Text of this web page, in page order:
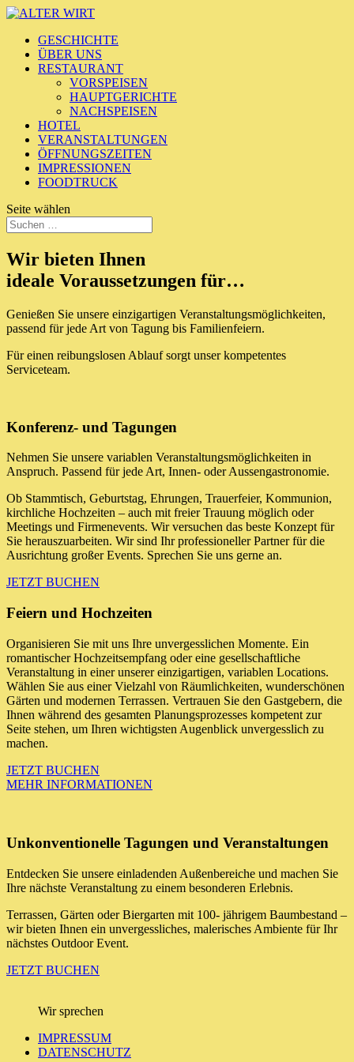
GESCHICHTE
ÜBER UNS
RESTAURANT
VORSPEISEN
HAUPTGERICHTE
NACHSPEISEN
HOTEL
VERANSTALTUNGEN
ÖFFNUNGSZEITEN
IMPRESSIONEN
FOODTRUCK
Seite wählen
Wir bieten Ihnen
ideale Voraussetzungen für…
Genießen Sie unsere einzigartigen Veranstaltungsmöglichkeiten,
passend für jede Art von Tagung bis Familienfeiern.
Für einen reibungslosen Ablauf sorgt unser kompetentes
Serviceteam.
Konferenz- und Tagungen
Nehmen Sie unsere variablen Veranstaltungsmöglichkeiten in
Anspruch. Passend für jede Art, Innen- oder Aussengastronomie.
Ob Stammtisch, Geburtstag, Ehrungen, Trauerfeier, Kommunion,
kirchliche Hochzeiten – auch mit freier Trauung möglich oder
Meetings und Firmenevents. Wir versuchen das beste Konzept für
Sie herauszuarbeiten. Wir sind Ihr professioneller Partner für die
Ausrichtung großer Events. Sprechen Sie uns gerne an.
JETZT BUCHEN
Feiern und Hochzeiten
Organisieren Sie mit uns Ihre unvergesslichen Momente. Ein
romantischer Hochzeitsempfang oder eine gesellschaftliche
Veranstaltung in einer unserer einzigartigen, variablen Locations.
Wählen Sie aus einer Vielzahl von Räumlichkeiten, wunderschönen
Gärten und modernen Terrassen. Vertrauen Sie den Gastgebern, die
Ihnen während des gesamten Planungsprozesses kompetent zur
Seite stehen, um Ihren wichtigsten Augenblick unvergesslich zu
machen.
JETZT BUCHEN
MEHR INFORMATIONEN
Unkonventionelle Tagungen und Veranstaltungen
Entdecken Sie unsere einladenden Außenbereiche und machen Sie
Ihre nächste Veranstaltung zu einem besonderen Erlebnis.
Terrassen, Gärten oder Biergarten mit 100- jährigem Baumbestand –
wir bieten Ihnen ein unvergessliches, malerisches Ambiente für Ihr
nächstes Outdoor Event.
JETZT BUCHEN
Wir sprechen
IMPRESSUM
DATENSCHUTZ